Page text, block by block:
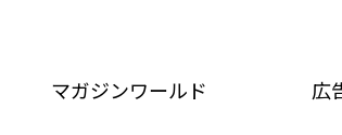
マガジンワールド 広